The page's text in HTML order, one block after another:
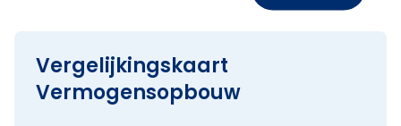
Vergelijkingskaart
Vermogensopbouw